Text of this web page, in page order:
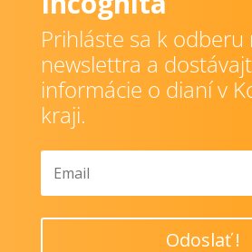
Prihláste sa k odberu
newslettra a
informácie o dianí v
kraji.
Odoslať !